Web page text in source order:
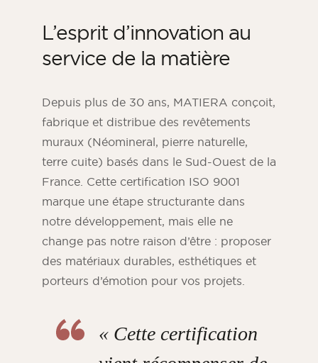
L’esprit d’innovation au
service de la matière
Depuis plus de 30 ans, MATIERA conçoit,
fabrique et distribue des revêtements
muraux (Néomineral, pierre naturelle,
terre cuite) basés dans le Sud-Ouest de la
France. Cette certification ISO 9001
marque une étape structurante dans
notre développement, mais elle ne
change pas notre raison d’être : proposer
des matériaux durables, esthétiques et
porteurs d’émotion pour vos projets.
« Cette certification